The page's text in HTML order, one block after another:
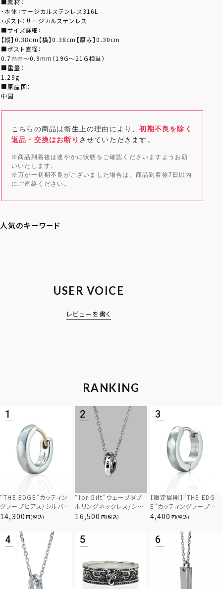
■素材：
・本体：サージカルステンレス316L
・ポスト：サージカルステンレス
■サイズ詳細：
【縦】0.38cm【横】0.38cm【厚み】0.30cm
■ポスト直径：
0.7mm～0.9mm（19G～21G相当）
■重量：
1.29g
■原産国：
中国
こちらの商品は衛生上の理由により、初期不良を除く
返品・交換はお断り させていただきます。
※商品到着後は速やかに状態をご確認くださいますようお願
いいたします。
※万が一初期不良がございました場合は、商品到着後7日以内
にご連絡ください。
USER VOICE
レビューを書く
RANKING
“THE EDGE”カッティン
グフープピアス/シルバー
925
14,300 (税込)
“for Gift”ウェーブダブ
ルリングネックレス/シル
バー×ブラック/シルバー
16,500 (税込)
【限定展開】“THE EDG
E”カッティングフープピ
アス/サージカルステンレ
4,400 (税込)